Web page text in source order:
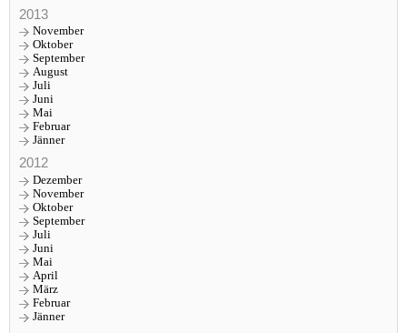
2013
November
Oktober
September
August
Juli
Juni
Mai
Februar
Jänner
2012
Dezember
November
Oktober
September
Juli
Juni
Mai
April
März
Februar
Jänner